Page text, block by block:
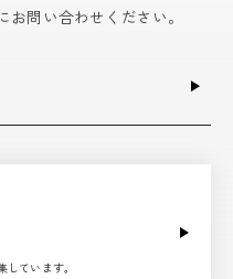
問い合わせください。
ています。